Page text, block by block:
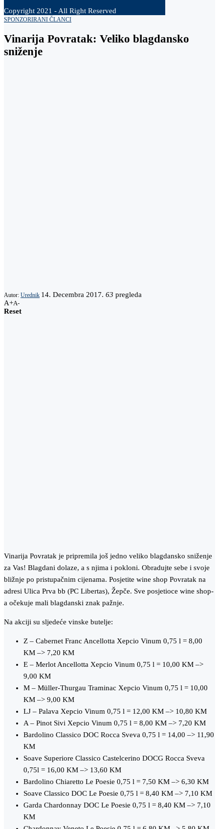
Copyright 2021 - All Right Reserved
SPONZORIRANI ČLANCI
Vinarija Povratak: Veliko blagdansko
sniženje
Autor: Urednik 14. Decembra 2017. 63 pregleda
A+A-
Reset
Vinarija Povratak je pripremila još jedno veliko blagdansko sniženje
za Vas! Blagdani dolaze, a s njima i pokloni. Obradujte sebe i svoje
bližnje po pristupačnim cijenama. Posjetite wine shop Povratak na
adresi Ulica Prva bb (PC Libertas), Žepče. Sve posjetioce wine shop-
a očekuje mali blagdanski znak pažnje.
Na akciji su sljedeće vinske butelje:
Z – Cabernet Franc Ancellotta Xepcio Vinum 0,75 l = 8,00
KM –> 7,20 KM
E – Merlot Ancellotta Xepcio Vinum 0,75 l = 10,00 KM –>
9,00 KM
M – Müller-Thurgau Traminac Xepcio Vinum 0,75 l = 10,00
KM –> 9,00 KM
LJ – Palava Xepcio Vinum 0,75 l = 12,00 KM –> 10,80 KM
A – Pinot Sivi Xepcio Vinum 0,75 l = 8,00 KM –> 7,20 KM
Bardolino Classico DOC Rocca Sveva 0,75 l = 14,00 –> 11,90
KM
Soave Superiore Classico Castelcerino DOCG Rocca Sveva
0,75l = 16,00 KM –> 13,60 KM
Bardolino Chiaretto Le Poesie 0,75 l = 7,50 KM –> 6,30 KM
Soave Classico DOC Le Poesie 0,75 l = 8,40 KM –> 7,10 KM
Garda Chardonnay DOC Le Poesie 0,75 l = 8,40 KM –> 7,10
KM